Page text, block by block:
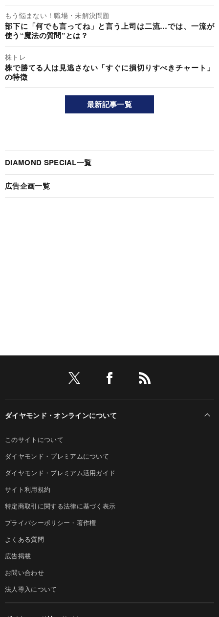
もう悩まない！職場・未解決問題
部下に「何でも言ってね」と言う上司は二流…では、一流が
使う“魔法の質問”とは？
株トレ
株で勝てる人は見逃さない「すぐに損切りすべきチャート」
の特徴
最新記事一覧
DIAMOND SPECIAL一覧
広告企画一覧
ダイヤモンド・オンラインについて
このサイトについて
ダイヤモンド・プレミアムについて
ダイヤモンド・プレミアム活用ガイド
サイト利用規約
特定商取引に関する法律に基づく表示
プライバシーポリシー・著作権
よくある質問
広告掲載
お問い合わせ
法人導入について